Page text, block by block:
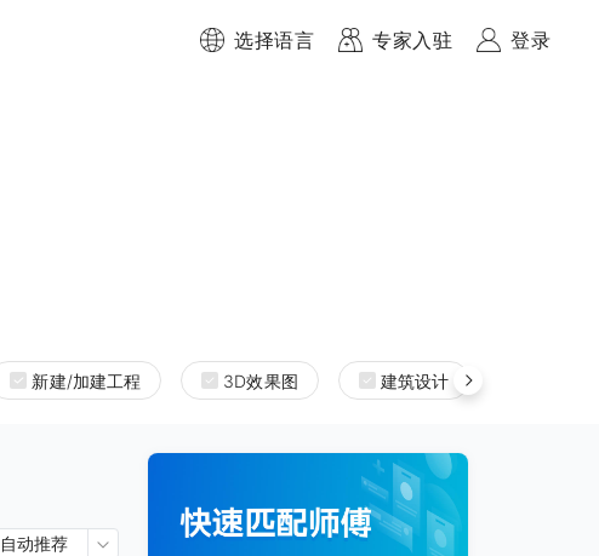
选择语言 专家入驻 登录
新建/加建工程 3D效果图 建筑设计
自动推荐